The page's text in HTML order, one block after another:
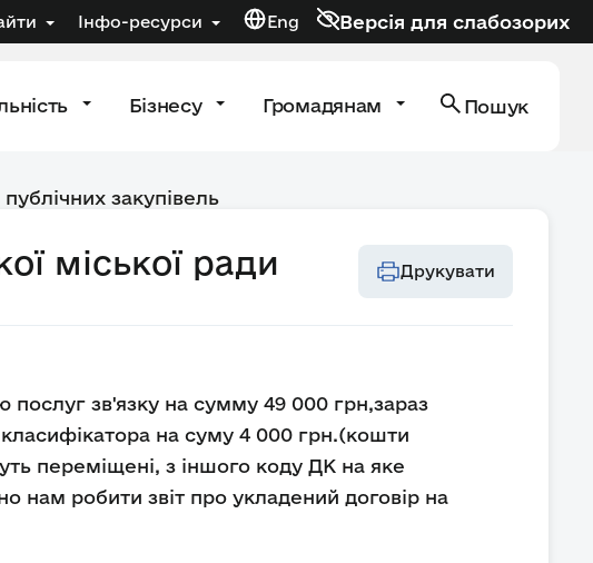
Інфо-ресурси Eng Версія для слабозорих
Бізнесу Громадянам Пошук
закупівель
міської ради Друкувати
послуг зв'язку на сумму 49 000 грн,зараз
на суму 4 000 грн.(кошти
переміщені, з іншого коду ДК на яке
нам робити звіт про укладений договір на